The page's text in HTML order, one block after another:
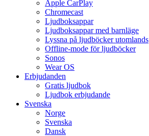
Apple CarPlay
Chromecast
Ljudboksappar
Ljudboksappar med barnläge
Lyssna på ljudböcker utomlands
Offline-mode för ljudböcker
Sonos
Wear OS
Erbjudanden
Gratis ljudbok
Ljudbok erbjudande
Svenska
Norge
Svenska
Dansk